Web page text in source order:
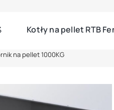
Kotły na pellet RTB
na pellet 1000KG